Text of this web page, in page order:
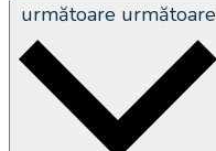
următoare următoare